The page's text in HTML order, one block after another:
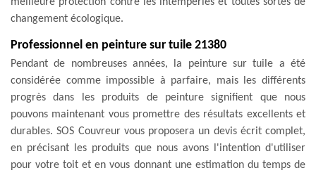
changement écologique.
Professionnel en peinture sur tuile 21380
Pendant de nombreuses années, la peinture sur tuile a été
considérée comme impossible à parfaire, mais les différents
progrès dans les produits de peinture signifient que nous
pouvons maintenant vous promettre des résultats excellents et
durables. SOS Couvreur vous proposera un devis écrit complet,
en précisant les produits que nous avons l'intention d'utiliser
pour votre toit et en vous donnant une estimation du temps de